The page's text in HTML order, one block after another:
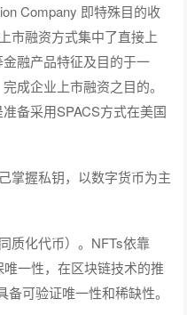
Company 即特殊目的收
市融资方式集中了直接上
融产品特征及目的于一
成企业上市融资之目的。
备采用SPACS方式在美国
掌握私钥，以数字货币为主
质化代币）。NFTs依靠
一性，在区块链技术的推
可验证唯一性和稀缺性。